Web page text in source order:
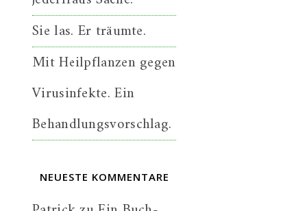
Sie las. Er träumte.
Mit Heilpflanzen gegen
Virusinfekte. Ein
Behandlungsvorschlag.
NEUESTE KOMMENTARE